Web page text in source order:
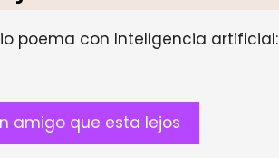
poema con Inteligencia artificial:
amigo que esta lejos